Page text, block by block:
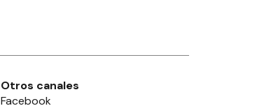
Otros canales
Facebook